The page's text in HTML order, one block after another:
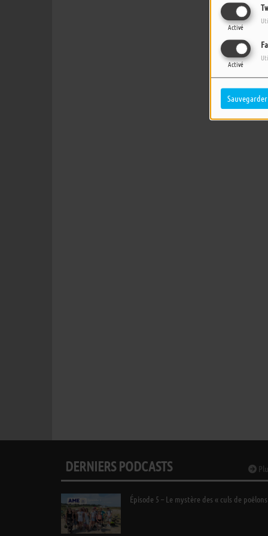
Activé
Activé
Sauvegarder
DERNIERS PODCASTS
Épisode 5 – Le mystère des « culs de